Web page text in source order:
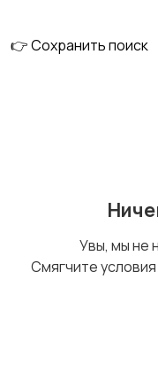
👉 Сохранить поиск
Увы, мы не
Смягчите